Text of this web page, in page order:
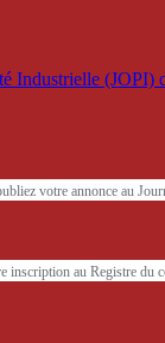
Industrielle (JOPI)
votre annonce au
inscription au Registre du